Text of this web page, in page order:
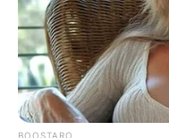
BOOSTARO